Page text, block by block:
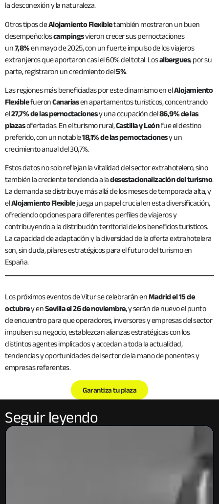
la desconexión y la naturaleza.
Otros tipos deAlojamiento Flexibletambién mostraron un buen
desempeño: loscampingsvieron crecer sus pernoctaciones
un7,8%en mayo de 2025, con un fuerte impulso de los viajeros
extranjeros que aportaron casi el 60% del total. Losalbergues, por su
parte, registraron un crecimiento del5%.
Las regiones más beneficiadas por este dinamismo en elAlojamiento
FlexiblefueronCanariasen apartamentos turísticos, concentrando
el27,7% de las pernoctacionesy una ocupación del86,9% de las
plazasofertadas. En el turismo rural,Castilla y Leónfue el destino
preferido, con un notable18,1% de las pernoctacionesy un
crecimiento anual del 30,7%.
Estos datos no solo reflejan la vitalidad del sector extrahotelero, sino
también la creciente tendencia a ladesestacionalización del turismo.
La demanda se distribuye más allá de los meses de temporada alta, y
elAlojamiento Flexiblejuega un papel crucial en esta diversificación,
ofreciendo opciones para diferentes perfiles de viajeros y
contribuyendo a la distribución territorial de los beneficios turísticos.
La capacidad de adaptación y la diversidad de la oferta extrahotelera
son, sin duda, pilares estratégicos para el futuro del turismo en
España.
Los próximos eventos de Vitur se celebrarán enMadrid el 15 de
octubrey enSevilla el 26 de noviembre, y serán de nuevo el punto
de encuentro para que operadores, inversores y empresas del sector
impulsen su negocio, establezcan alianzas estratégicas con los
distintos agentes implicados y accedan a toda la actualidad,
tendencias y oportunidades del sector de la mano de ponentes y
empresas referentes.
Garantiza tu plaza
Seguir leyendo